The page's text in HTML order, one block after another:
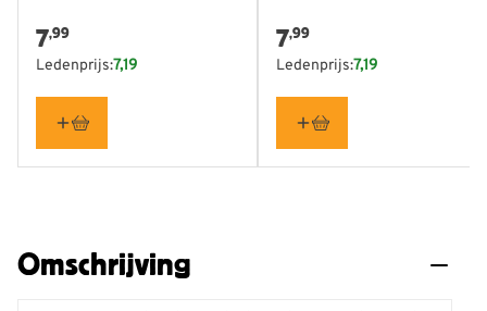
7,99
Ledenprijs:7,19
7,99
Ledenprijs:7,19
Omschrijving